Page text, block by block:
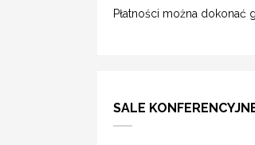
Płatności można dokonać
SALE